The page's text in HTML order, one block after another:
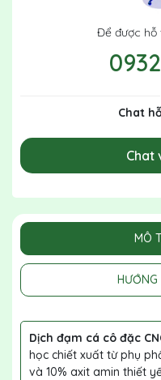
Để được hỗ
Chat
Chat
MÔ
HƯỚNG
Dịch đạm cá cô đặc
học chiết xuất từ phụ
và 10% axit amin thiết